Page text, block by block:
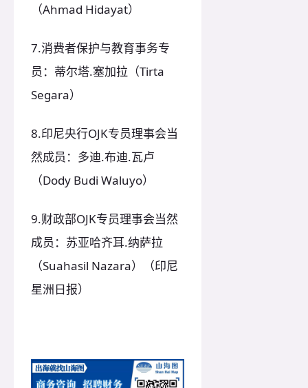
（Ahmad Hidayat）
7.消费者保护与教育事务专
员：蒂尔塔.塞加拉（Tirta
Segara）
8.印尼央行OJK专员理事会当
然成员：多迪.布迪.瓦卢
（Dody Budi Waluyo）
9.财政部OJK专员理事会当然
成员：苏亚哈齐耳.纳萨拉
（Suahasil Nazara）（印尼
星洲日报）